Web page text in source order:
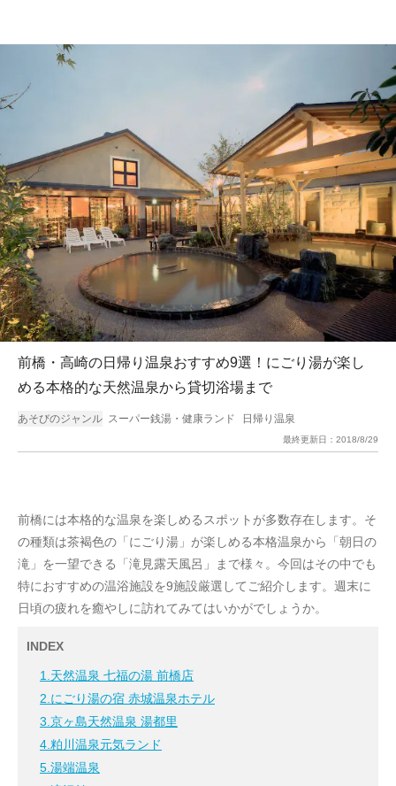
前橋・高崎の日帰り温泉おすすめ9選！にごり湯が楽し
める本格的な天然温泉から貸切浴場まで
あそびのジャンル スーパー銭湯・健康ランド 日帰り温泉
最終更新日： 2018/8/29
前橋には本格的な温泉を楽しめるスポットが多数存在します。そ
の種類は茶褐色の「にごり湯」が楽しめる本格温泉から「朝日の
滝」を一望できる「滝見露天風呂」まで様々。今回はその中でも
特におすすめの温浴施設を9施設厳選してご紹介します。週末に
日頃の疲れを癒やしに訪れてみてはいかがでしょうか。
INDEX
1.天然温泉 七福の湯 前橋店
2.にごり湯の宿 赤城温泉ホテル
3.京ヶ島天然温泉 湯都里
4.粕川温泉元気ランド
5.湯端温泉